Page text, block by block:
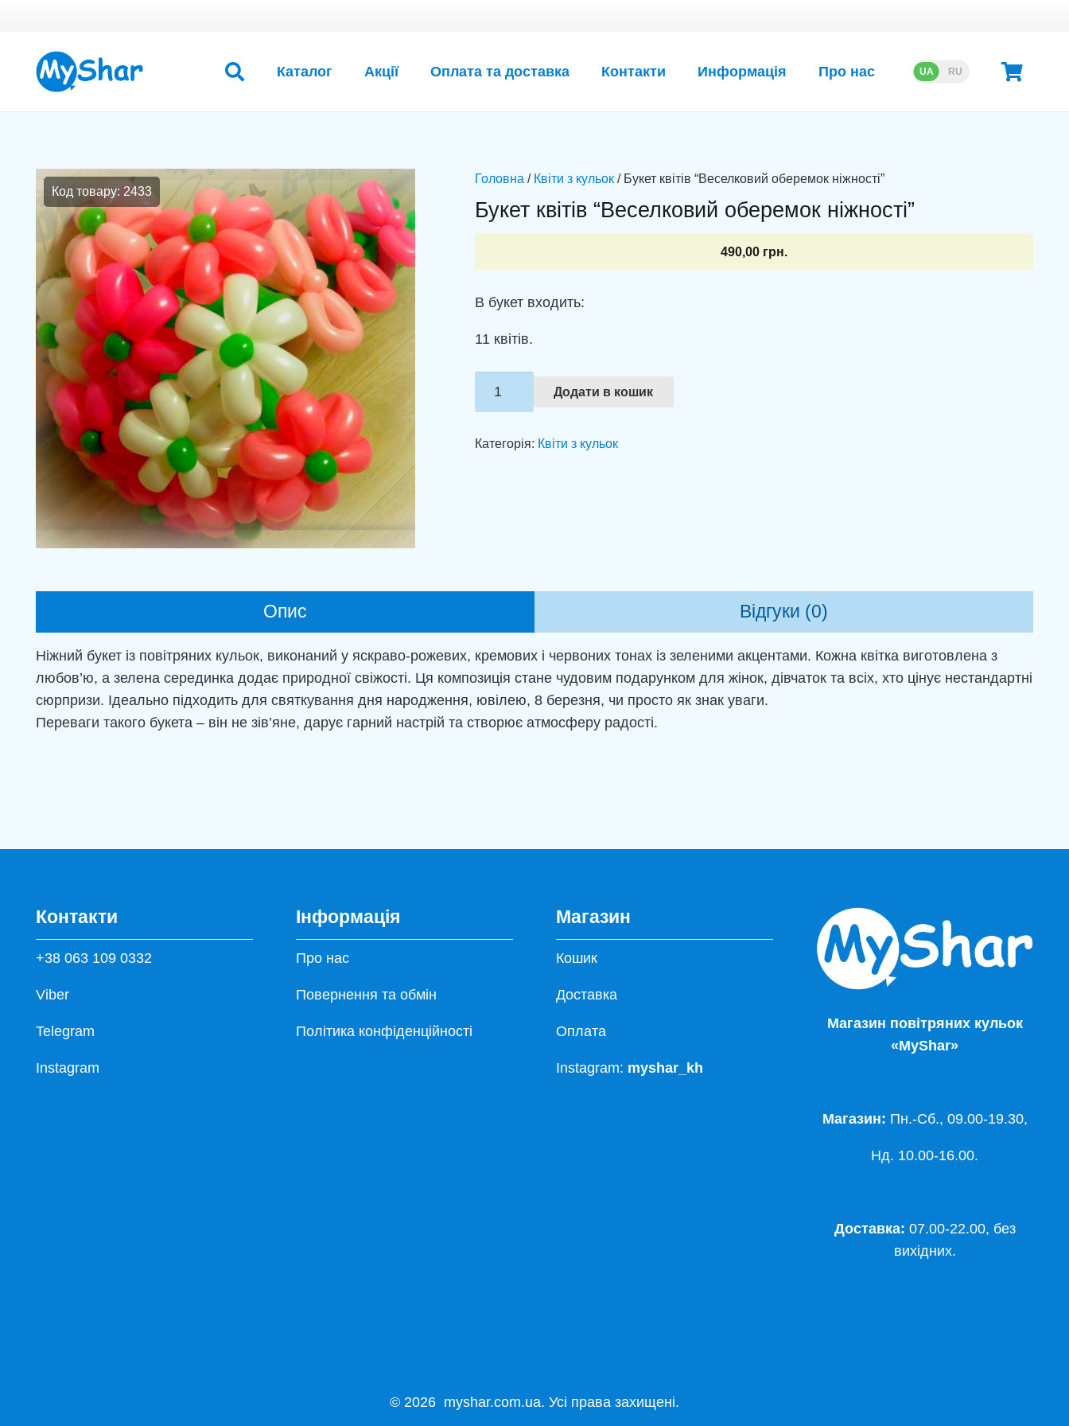
Каталог Акції Оплата та доставка Контакти Информація Про нас UA RU
Код товару: 2433
Головна / Квіти з кульок/ Букет квітів “Веселковий оберемок ніжності”
Букет квітів “Веселковий оберемок ніжності”
490,00 грн.
В букет входить:
11 квітів.
оберемок
Додати в кошик
Категорія: Квіти з кульок
Опис Відгуки (0)
Ніжний букет із повітряних кульок, виконаний у яскраво-рожевих, кремових і червоних тонах із зеленими акцентами. Кожна квітка виготовлена з
любов’ю, а зелена серединка додає природної свіжості. Ця композиція стане чудовим подарунком для жінок, дівчаток та всіх, хто цінує нестандартні
сюрпризи. Ідеально підходить для святкування дня народження, ювілею, 8 березня, чи просто як знак уваги.
Переваги такого букета – він не зів’яне, дарує гарний настрій та створює атмосферу радості.
Контакти
+38 063 109 0332
Viber
Telegram
Instagram
Інформація
Про нас
Повернення та обмін
Політика конфіденційності
Магазин
Кошик
Доставка
Оплата
Instagram: myshar_kh
Магазин повітряних кульок
«MyShar»
Магазин: Пн.-Сб., 09.00-19.30,
Нд. 10.00-16.00.
Доставка: 07.00-22.00, без
вихідних.
© 2026 myshar.com.ua. Усі права захищені.